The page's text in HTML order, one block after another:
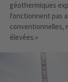
géothermiques
fonctionnent pas
conventionnelles,
élevées.»